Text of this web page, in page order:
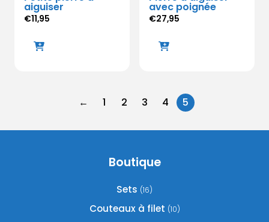
aiguiser
€11,95
avec poignée
€27,95
← 1 2 3 4 5
Boutique
Sets (16)
Couteaux à filet (10)